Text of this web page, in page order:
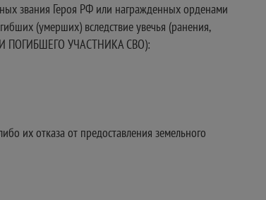
звания Героя РФ или награжденных орденами
(умерших) вследствие увечья (ранения,
ПОГИБШЕГО УЧАСТНИКА СВО):
их отказа от предоставления земельного